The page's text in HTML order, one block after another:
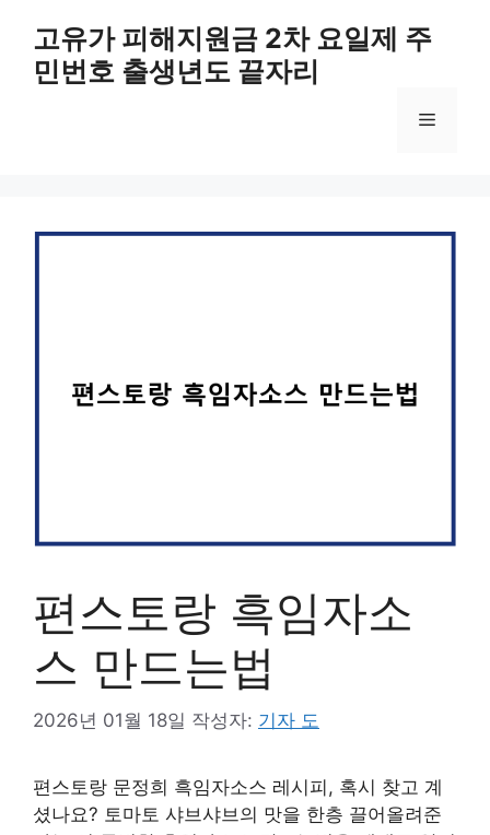
고유가 피해지원금 2차 요일제 주
민번호 출생년도 끝자리
메
편스토랑 흑임자소
스 만드는법
2026년 01월 18일 작성자: 기자 도
편스토랑 문정희 흑임자소스 레시피, 혹시 찾고 계
셨나요? 토마토 샤브샤브의 맛을 한층 끌어올려준